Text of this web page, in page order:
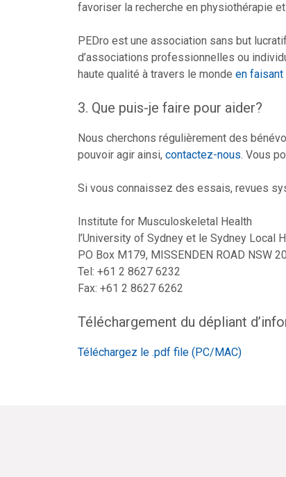
favoriser la recherche en physiothérapie
PEDro est une association sans but
d’associations professionnelles ou
haute qualité à travers le monde en faisant
3. Que puis-je faire pour aider?
Nous cherchons régulièrement des
pouvoir agir ainsi, contactez-nous. Vous
Si vous connaissez des essais, revues
Institute for Musculoskeletal Health
l’University of Sydney et le Sydney Local
PO Box M179, MISSENDEN ROAD NSW
Tel: +61 2 8627 6232
Fax: +61 2 8627 6262
Téléchargement du dépliant
Téléchargez le .pdf file (PC/MAC)